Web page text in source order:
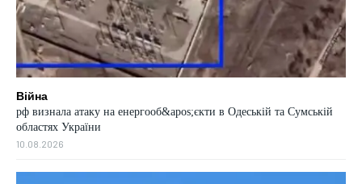
Війна
рф визнала атаку на енергооб&apos;єкти в Одеській та Сумській
областях України
10.08.2026